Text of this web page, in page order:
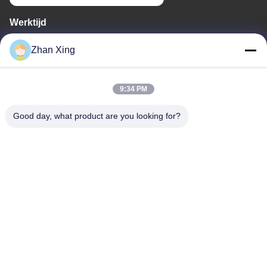
Werktijd
8:00-20:00
Ons adres
de bijlage bij Verordening (EG) nr. 1225/2009 vermelde
Zhan Xing
9:34 PM
Good day, what product are you looking for?